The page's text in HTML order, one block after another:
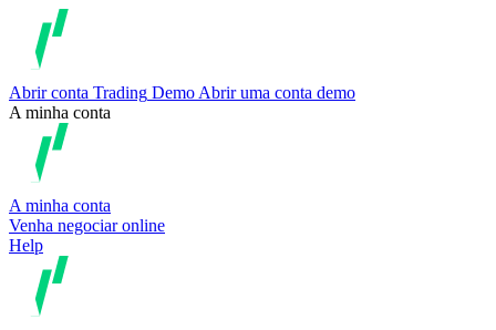
Abrir conta Trading Demo Abrir uma conta demo
A minha conta
A minha conta
Venha negociar online
Help